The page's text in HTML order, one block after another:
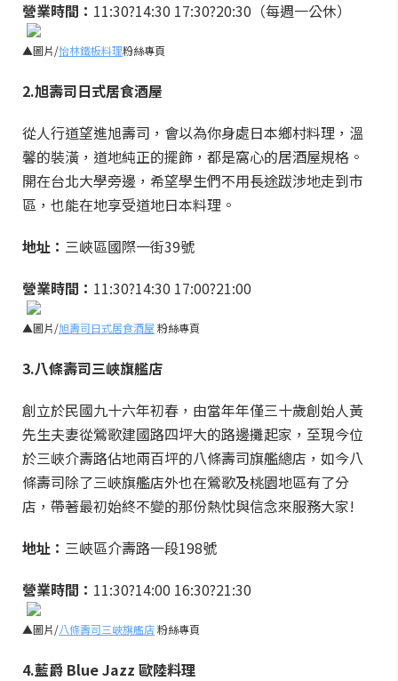
營業時間： 11:30?14:30 17:30?20:30（每週一公休）
▲圖片/怡林鐵板料理粉絲專頁
2.旭壽司日式居食酒屋
從人行道望進旭壽司，會以為你身處日本鄉村料理，溫
馨的裝潢，道地純正的擺飾，都是窩心的居酒屋規格。
開在台北大學旁邊，希望學生們不用長途跋涉地走到市
區，也能在地享受道地日本料理。
地址： 三峽區國際一街39號
營業時間： 11:30?14:30 17:00?21:00
▲圖片/旭壽司日式居食酒屋 粉絲專頁
3.八條壽司三峽旗艦店
創立於民國九十六年初春，由當年年僅三十歲創始人黃
先生夫妻從鶯歌建國路四坪大的路邊攤起家，至現今位
於三峽介壽路佔地兩百坪的八條壽司旗艦總店，如今八
條壽司除了三峽旗艦店外也在鶯歌及桃園地區有了分
店，帶著最初始終不變的那份熱忱與信念來服務大家!
地址： 三峽區介壽路一段198號
營業時間： 11:30?14:00 16:30?21:30
▲圖片/八條壽司三峽旗艦店粉絲專頁
4.藍爵 Blue Jazz 歐陸料理